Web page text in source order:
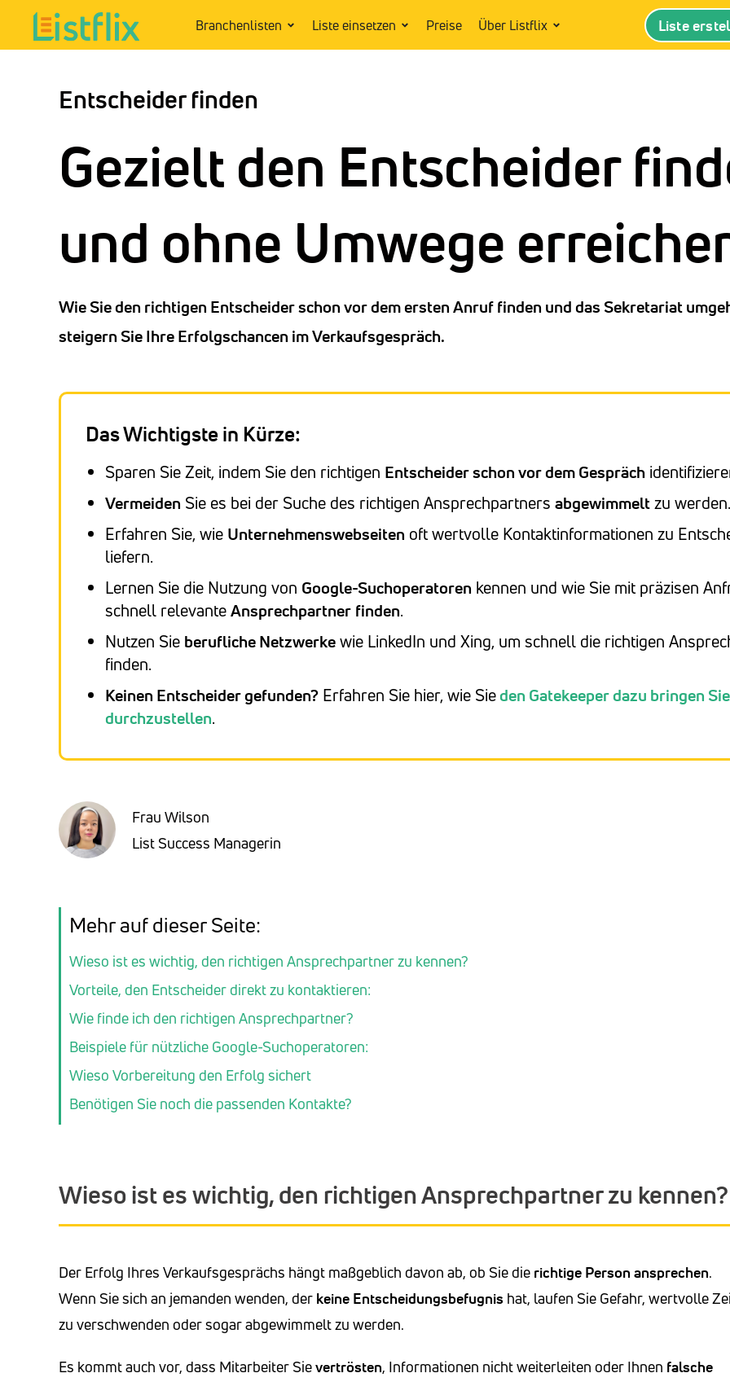
Branchenlisten Liste einsetzen Preise Über Listflix Liste
Entscheider finden
Gezielt den Entscheider
und ohne Umwege
Wie Sie den richtigen Entscheider schon vor dem ersten Anruf finden und das Sekretariat
steigern Sie Ihre Erfolgschancen im Verkaufsgespräch.
Das Wichtigste in Kürze:
Sparen Sie Zeit, indem Sie den richtigen Entscheider schon vor dem Gespräch
Vermeiden Sie es bei der Suche des richtigen Ansprechpartners abgewimmeltzu werden.
Erfahren Sie, wie Unternehmenswebseiten oft wertvolle Kontaktinformationen zu
liefern.
Lernen Sie die Nutzung von Google-Suchoperatoren kennen und wie Sie mit präzisen
schnell relevanteAnsprechpartner finden.
Nutzen Sie berufliche Netzwerkewie LinkedIn und Xing, um schnell die richtigen
finden.
Keinen Entscheider gefunden? Erfahren Sie hier, wie Sieden Gatekeeper dazu bringen
durchzustellen.
Frau Wilson
List Success Managerin
Mehr auf dieser Seite:
Wieso ist es wichtig, den richtigen Ansprechpartner zu kennen?
Vorteile, den Entscheider direkt zu kontaktieren:
Wie finde ich den richtigen Ansprechpartner?
Beispiele für nützliche Google-Suchoperatoren:
Wieso Vorbereitung den Erfolg sichert
Benötigen Sie noch die passenden Kontakte?
Wieso ist es wichtig, den richtigen Ansprechpartner zu kennen?
Der Erfolg Ihres Verkaufsgesprächs hängt maßgeblich davon ab, ob Sie die richtige Person ansprechen.
Wenn Sie sich an jemanden wenden, der keine Entscheidungsbefugnis hat, laufen Sie Gefahr, wertvolle
zu verschwenden oder sogar abgewimmelt zu werden.
Es kommt auch vor, dass Mitarbeiter Sievertrösten, Informationen nicht weiterleiten oder Ihnen falsche